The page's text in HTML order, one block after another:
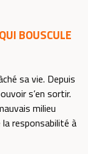
BOUSCULE
sa vie. Depuis
s’en sortir.
milieu
responsabilité à